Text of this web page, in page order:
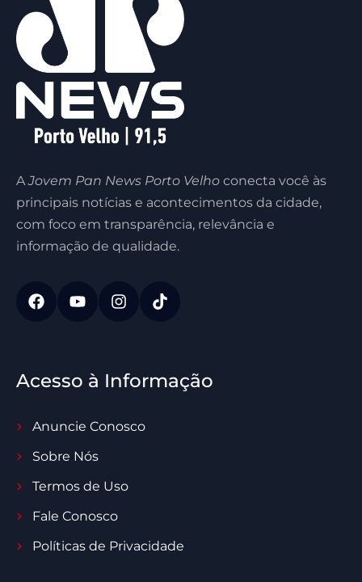
AJovem Pan News Porto Velho conecta você às
principais notícias e acontecimentos da cidade,
com foco em transparência, relevância e
informação de qualidade.
Acesso à Informação
Anuncie Conosco
Sobre Nós
Termos de Uso
Fale Conosco
Políticas de Privacidade